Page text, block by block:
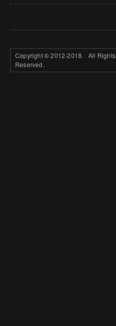
Copyright©2012-2018. All Rights
Reserved.